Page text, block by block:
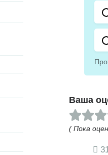
Ваша
( Пока